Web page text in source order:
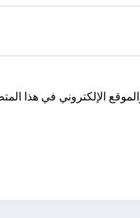
الإلكتروني في هذا